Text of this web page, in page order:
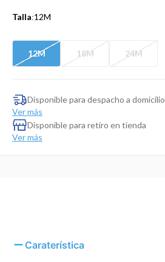
Talla:12M
12M 18M 24M
Disponible para despacho a domicilio
Ver más
Disponible para retiro en tienda
Ver más
Caraterística
Cuna Colecho
Dinosaurio Juguete